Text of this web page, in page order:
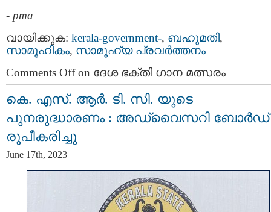
- pma
വായിക്കുക: kerala-government-, ബഹുമതി,
സാമൂഹികം, സാമൂഹ്യ പ്രവര്‍ത്തനം
Comments Offon ദേശ ഭക്തി ഗാന മത്സരം
കെ. എസ്. ആര്‍. ടി. സി. യുടെ
പുനരുദ്ധാരണം : അഡ്വൈസറി ബോർഡ്
രൂപീകരിച്ചു
June 17th, 2023